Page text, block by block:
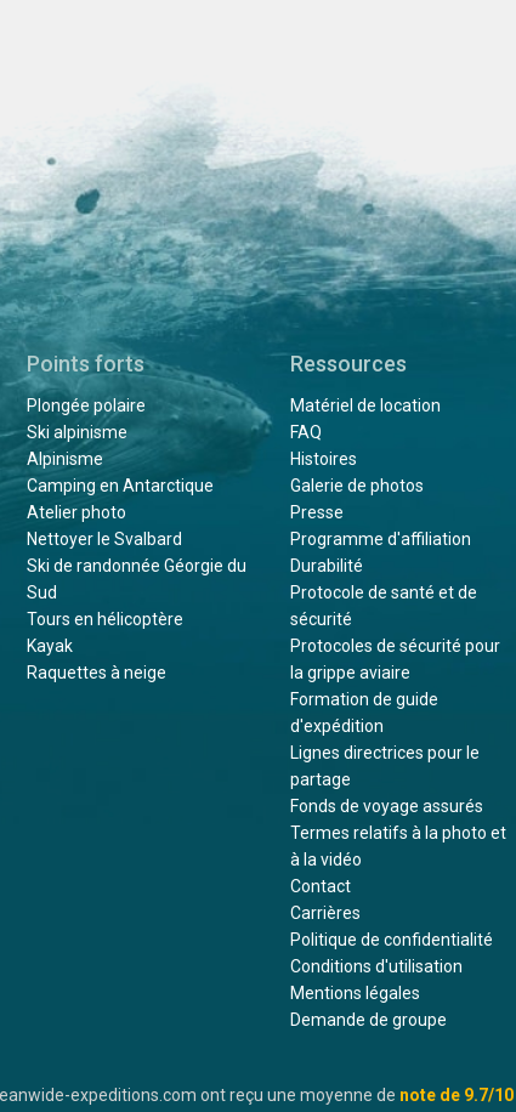
Points forts
Plongée polaire
Ski alpinisme
Alpinisme
Camping en Antarctique
Atelier photo
Nettoyer le Svalbard
Ski de randonnée Géorgie du
Sud
Tours en hélicoptère
Kayak
Raquettes à neige
Ressources
Matériel de location
FAQ
Histoires
Galerie de photos
Presse
Programme d'affiliation
Durabilité
Protocole de santé et de
sécurité
Protocoles de sécurité pour
la grippe aviaire
Formation de guide
d'expédition
Lignes directrices pour le
partage
Fonds de voyage assurés
Termes relatifs à la photo et
à la vidéo
Contact
Carrières
Politique de confidentialité
Conditions d'utilisation
Mentions légales
Demande de groupe
expeditions.com ont reçu une moyenne de note de 9.7/10